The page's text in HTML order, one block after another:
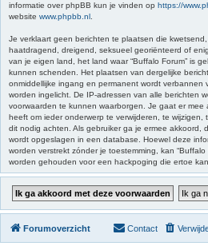
informatie over phpBB kun je vinden op https://
website www.phpbb.nl
Je verklaart geen berichten te plaatsen die kwetsend,
haatdragend, dreigend, seksueel georiënteerd of
van je eigen land, het land waar “Buffalo Forum” is
kunnen schenden. Het plaatsen van dergelijke
onmiddellijke ingang en permanent wordt verbannen
worden ingelicht. De IP-adressen van alle berichten
voorwaarden te kunnen waarborgen. Je gaat er mee
heeft om ieder onderwerp te verwijderen, te
dit nodig achten. Als gebruiker ga je ermee akkoord,
wordt opgeslagen in een database. Hoewel deze
worden verstrekt zónder je toestemming, kan
worden gehouden voor een hackpoging die ertoe
Forumoverzicht Contact